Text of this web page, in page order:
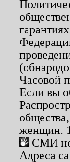
Часовой
Если вы
женщин.
СМИ не
Адреса